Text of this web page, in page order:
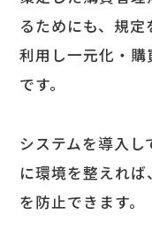
るためにも、規
利用し一元化・
です。
システムを導入
に環境を整えれ
を防止できます。